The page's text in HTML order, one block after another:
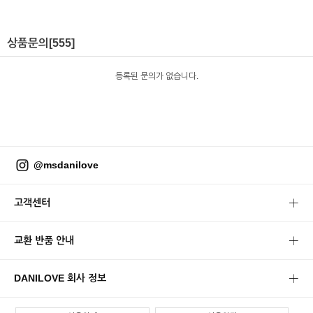
상품문의 [555]
등록된 문의가 없습니다.
@msdanilove
고객센터
교환 반품 안내
DANILOVE 회사 정보